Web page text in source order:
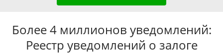
Более 4 миллионов уведомлений:
Реестр уведомлений о залоге